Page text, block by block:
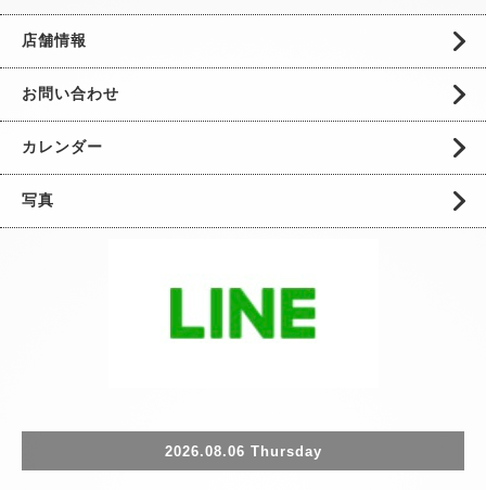
店舗情報
お問い合わせ
カレンダー
写真
2026.08.06 Thursday